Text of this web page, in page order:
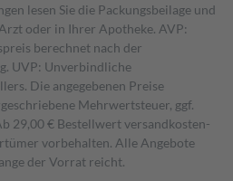
lesen Sie die Packungsbeilage und
oder in Ihrer Apotheke. AVP:
berechnet nach der
UVP: Unverbindliche
Die angegebenen Preise
Mehrwertsteuer, ggf.
29,00 € Bestell­wert versand­kosten­
vorbehalten. Alle Angebote
der Vorrat reicht.